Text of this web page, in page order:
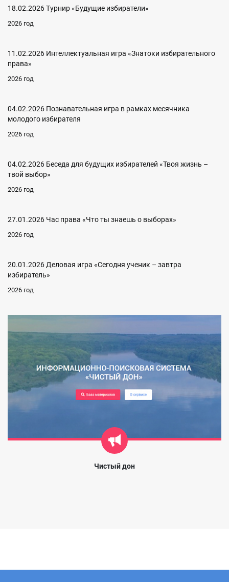
18.02.2026 Турнир «Будущие избиратели»
2026 год
11.02.2026 Интеллектуальная игра «Знатоки избирательного
права»
2026 год
04.02.2026 Познавательная игра в рамках месячника
молодого избирателя
2026 год
04.02.2026 Беседа для будущих избирателей «Твоя жизнь –
твой выбор»
2026 год
27.01.2026 Час права «Что ты знаешь о выборах»
2026 год
20.01.2026 Деловая игра «Сегодня ученик – завтра
избиратель»
2026 год
Чистый дон